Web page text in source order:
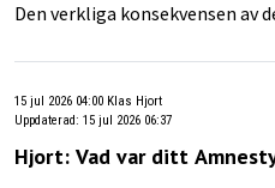
Den verkliga konsekvensen av
15 jul 2026 04:00 Klas Hjort
Uppdaterad:15 jul 2026 06:37
Hjort: Vad var ditt